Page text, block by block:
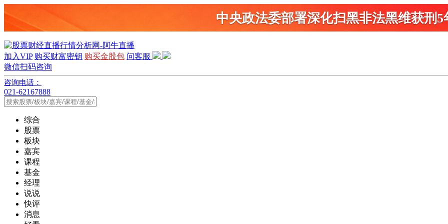
中央政法委部署深化扫黑非法黑维获刑5
加入VIP 购买财富密钥 购买金股包 问客服
微信扫码咨询
咨询电话：
021-62167888
综合
股票
板块
嘉宾
课程
基金
经理
说说
快评
消息